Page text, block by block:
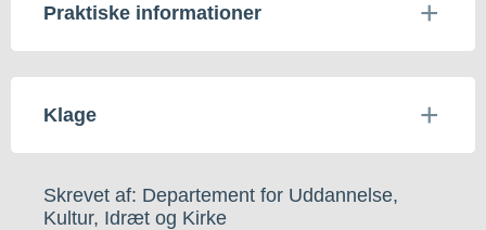
Praktiske informationer
Klage
Skrevet af: Departement for Uddannelse,
Kultur, Idræt og Kirke